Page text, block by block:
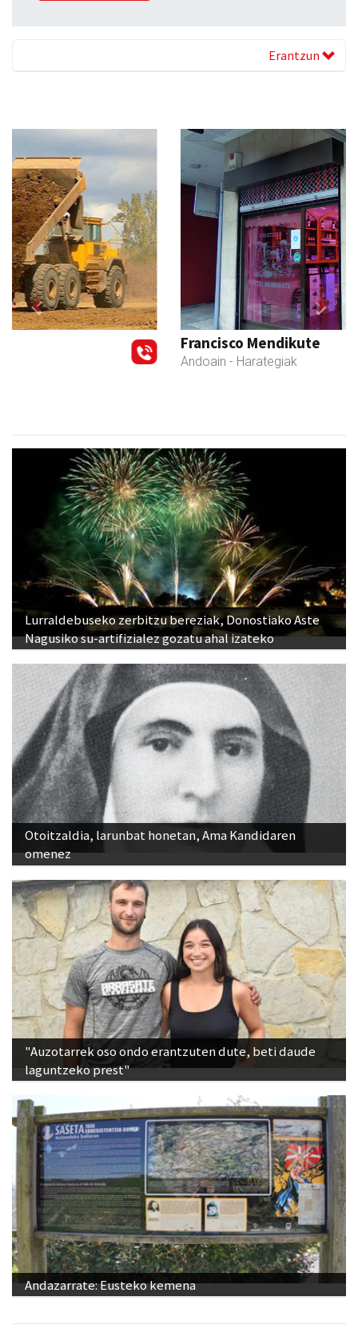
Erantzun
Francisco Mendikute
Previous Next
Lurraldebuseko zerbitzu bereziak, Donostiako Aste
Nagusiko su-artifizialez gozatu ahal izateko
Otoitzaldia, larunbat honetan, Ama Kandidaren
omenez
"Auzotarrek oso ondo erantzuten dute, beti daude
laguntzeko prest"
Andazarrate: Eusteko kemena